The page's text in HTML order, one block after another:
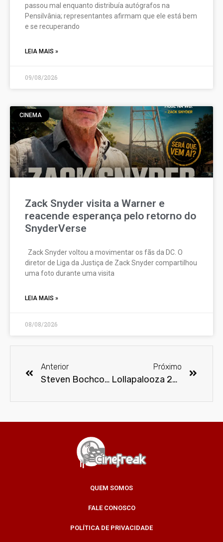
passou mal enquanto distribuía autógrafos na
Pensilvânia; representantes afirmam que ele está bem
e se recuperando
LEIA MAIS »
09/08/2026
CINEMA
Zack Snyder visita a Warner e
reacende esperança pelo retorno do
SnyderVerse
Zack Snyder voltou a movimentar os fãs da DC. O
diretor de Liga da Justiça de Zack Snyder compartilhou
uma foto durante uma visita
LEIA MAIS »
08/08/2026
Anterior
Steven Bochco morre aos 74 anos
Próximo
Lollapalooza 2018 se consagra como o melhor Festival de música no Brasil
QUEM SOMOS
FALE CONOSCO
POLÍTICA DE PRIVACIDADE